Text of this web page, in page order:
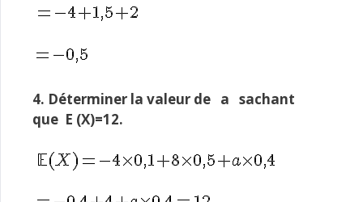
4. Déterminer la valeur de a sachant
que E (X)=12.